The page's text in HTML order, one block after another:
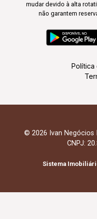
mudar devido à alta
não garantem
Política
© 2026 Ivan Negócios
CNPJ:
Sistema